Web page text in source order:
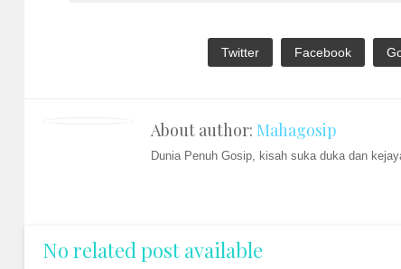
Twitter Facebook
About author: Mahagosip
Dunia Penuh Gosip, kisah suka duka dan
No related post available